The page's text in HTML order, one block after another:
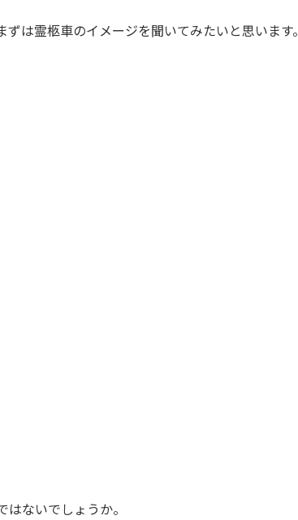
は霊柩車のイメージを聞いてみたいと思いま
ないでしょうか。